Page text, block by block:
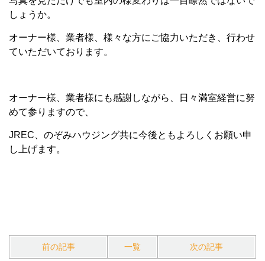
しょうか。
オーナー様、業者様、様々な方にご協力いただき、行わせ
ていただいております。
オーナー様、業者様にも感謝しながら、日々満室経営に努
めて参りますので、
JREC、のぞみハウジング共に今後ともよろしくお願い申
し上げます。
前の記事 一覧 次の記事